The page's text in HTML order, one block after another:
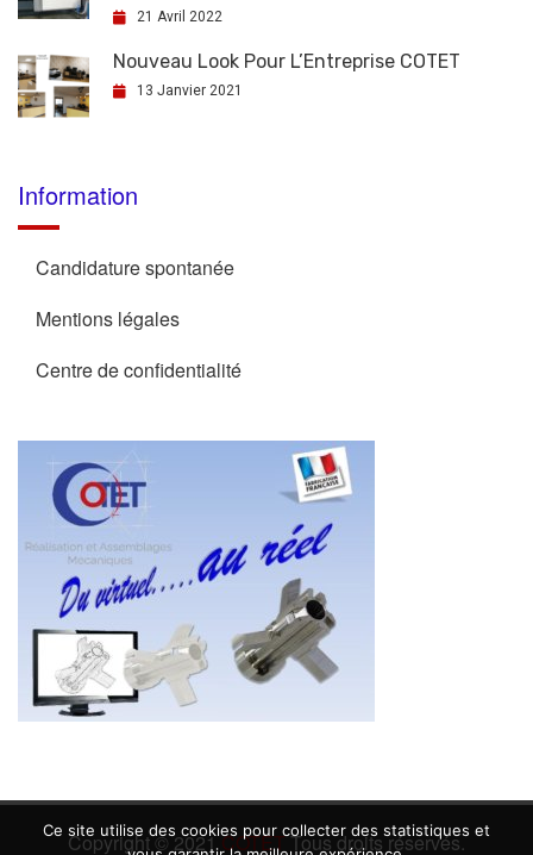
21 Avril 2022
Nouveau Look Pour L’Entreprise COTET
13 Janvier 2021
Information
Candidature spontanée
Mentions légales
Centre de confidentialité
Copyright © 2021COTETTous droits réservés.
Ce site utilise des cookies pour collecter des statistiques et